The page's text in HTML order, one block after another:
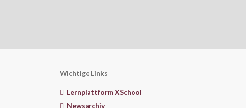
Wichtige Links
Lernplattform XSchool
Newsarchiv